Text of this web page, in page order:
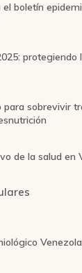
el boletín
para sobrevivir
de la salud en